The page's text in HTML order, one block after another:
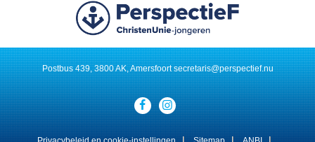
Postbus 439, 3800 AK, Amersfoortsecretaris@perspectief.nu
media